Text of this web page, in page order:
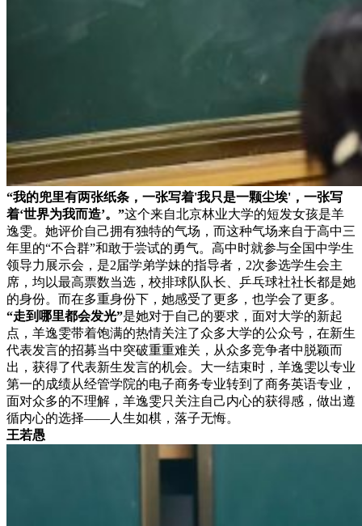
“我的兜里有两张纸条，一张写着'我只是一颗尘埃'，一张写
着‘世界为我而造’。”这个来自北京林业大学的短发女孩是羊
逸雯。她评价自己拥有独特的气场，而这种气场来自于高中三
年里的“不合群”和敢于尝试的勇气。高中时就参与全国中学生
领导力展示会，是2届学弟学妹的指导者，2次参选学生会主
席，均以最高票数当选，校排球队队长、乒乓球社社长都是她
的身份。而在多重身份下，她感受了更多，也学会了更多。
“走到哪里都会发光”是她对于自己的要求，面对大学的新起
点，羊逸雯带着饱满的热情关注了众多大学的公众号，在新生
代表发言的招募当中突破重重难关，从众多竞争者中脱颖而
出，获得了代表新生发言的机会。大一结束时，羊逸雯以专业
第一的成绩从经管学院的电子商务专业转到了商务英语专业，
面对众多的不理解，羊逸雯只关注自己内心的获得感，做出遵
循内心的选择——人生如棋，落子无悔。
王若愚